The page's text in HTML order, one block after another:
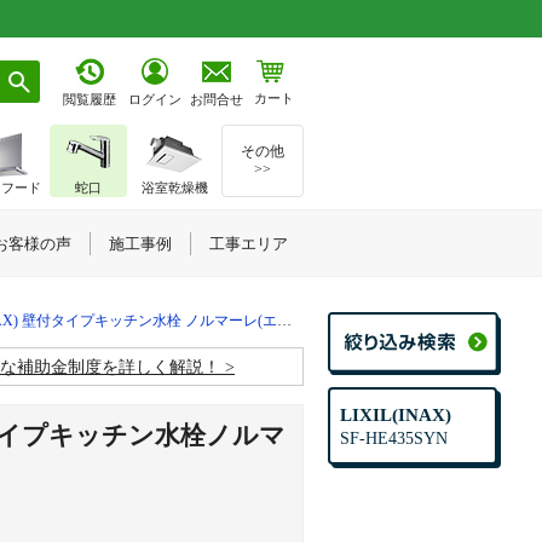
LIXIL(INAX)
SF-HE435SYN
閲覧履歴 ログイン お問合せ カート
付タイプキッチン水栓 ノルマーレ(エコハンドル)
補助金制度を詳しく解説！
プキッチン水栓ノルマ
ード 蛇口 浴室乾燥機
その他
>>
客様の声 施工事例 工事エリア